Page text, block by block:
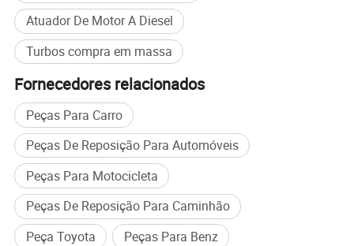
Atuador De Motor A Diesel
Turbos compra em massa
Fornecedores relacionados
Peças Para Carro
Peças De Reposição Para Automóveis
Peças Para Motocicleta
Peças De Reposição Para Caminhão
Peça Toyota
Peças Para Benz